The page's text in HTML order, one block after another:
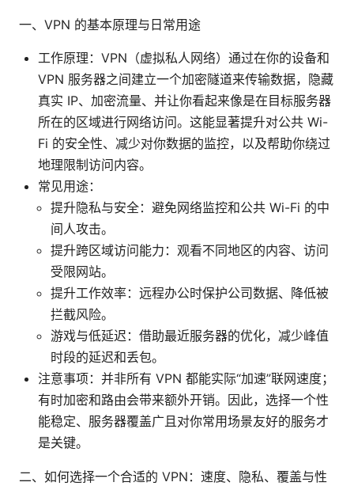
一、VPN 的基本原理与日常用途
工作原理：VPN（虚拟私人网络）通过在你的设备和
VPN 服务器之间建立一个加密隧道来传输数据，隐藏
真实 IP、加密流量、并让你看起来像是在目标服务器
所在的区域进行网络访问。这能显著提升对公共 Wi-
Fi 的安全性、减少对你数据的监控，以及帮助你绕过
地理限制访问内容。
常见用途：
提升隐私与安全：避免网络监控和公共 Wi-Fi 的中
间人攻击。
提升跨区域访问能力：观看不同地区的内容、访问
受限网站。
提升工作效率：远程办公时保护公司数据、降低被
拦截风险。
游戏与低延迟：借助最近服务器的优化，减少峰值
时段的延迟和丢包。
注意事项：并非所有 VPN 都能实际“加速”联网速度；
有时加密和路由会带来额外开销。因此，选择一个性
能稳定、服务器覆盖广且对你常用场景友好的服务才
是关键。
二、如何选择一个合适的 VPN：速度、隐私、覆盖与性